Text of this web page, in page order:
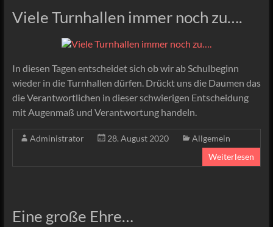
Viele Turnhallen immer noch zu….
In diesen Tagen entscheidet sich ob wir ab Schulbeginn
wieder in die Turnhallen dürfen. Drückt uns die Daumen das
die Verantwortlichen in dieser schwierigen Entscheidung
mit Augenmaß und Verantwortung handeln.
Administrator 28. August 2020
Allgemein
Weiterlesen
Eine große Ehre…